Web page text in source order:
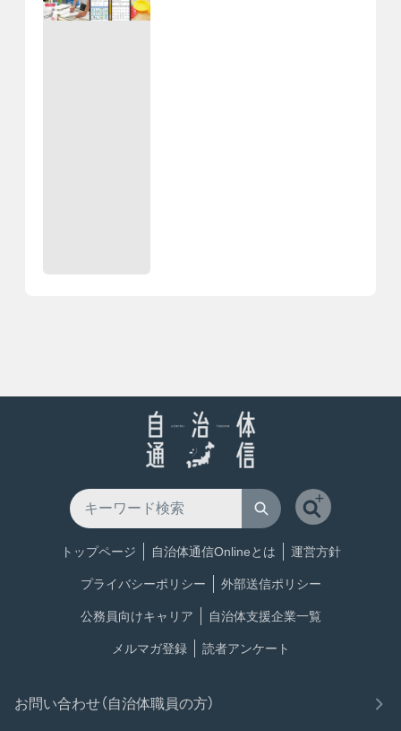
トップページ 自治体通信Onlineとは 運営方針
プライバシーポリシー 外部送信ポリシー
公務員向けキャリア 自治体支援企業一覧
メルマガ登録 読者アンケート
お問い合わせ（自治体職員の方）